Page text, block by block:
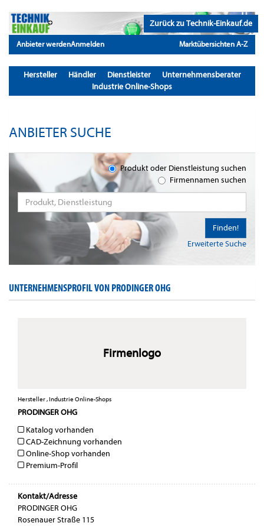
Zurück zu Technik-Einkauf.de
Anbieter werdenAnmelden Marktübersichten A-Z
Hersteller Händler Dienstleister
Unternehmensberater
Industrie Online-Shops
ANBIETER SUCHE
Produkt oder Dienstleistung suchen
Firmennamen suchen
Erweiterte Suche
Finden!
UNTERNEHMENSPROFIL VON PRODINGER OHG
Firmenlogo
Hersteller , Industrie Online-Shops
PRODINGER OHG
Katalog vorhanden
CAD-Zeichnung vorhanden
Online-Shop vorhanden
Premium-Profil
Kontakt/Adresse
PRODINGER OHG
Rosenauer Straße 115